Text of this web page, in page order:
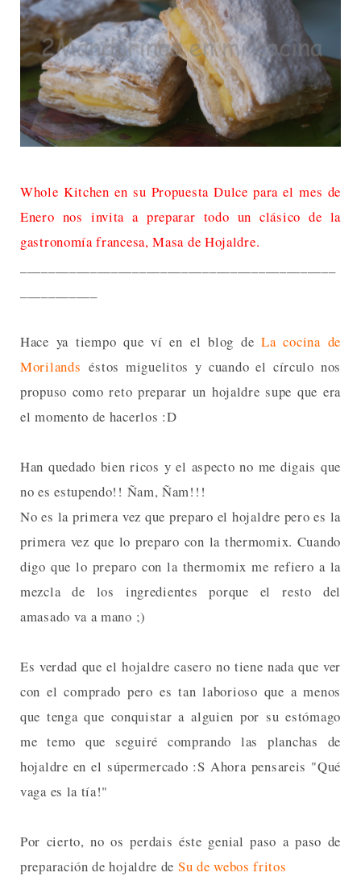
Whole Kitchen en su Propuesta Dulce para el mes de
Enero nos invita a preparar todo un clásico de la
gastronomía francesa, Masa de Hojaldre.
Hace ya tiempo que ví en el blog deLa cocina de
Morilands éstos miguelitos y cuando el círculo nos
propuso como reto preparar un hojaldre supe que era
el momento de hacerlos :D
Han quedado bien ricos y el aspecto no me digais que
no es estupendo!! Ñam, Ñam!!!
No es la primera vez que preparo el hojaldre pero es la
primera vez que lo preparo con la thermomix. Cuando
digo que lo preparo con la thermomix me refiero a la
mezcla de los ingredientes porque el resto del
amasado va a mano ;)
Es verdad que el hojaldre casero no tiene nada que ver
con el comprado pero es tan laborioso que a menos
que tenga que conquistar a alguien por su estómago
me temo que seguiré comprando las planchas de
hojaldre en el súpermercado :S Ahora pensareis "Qué
vaga es la tía!"
Por cierto, no os perdais éste genial paso a paso de
preparación de hojaldre de Su de webos fritos